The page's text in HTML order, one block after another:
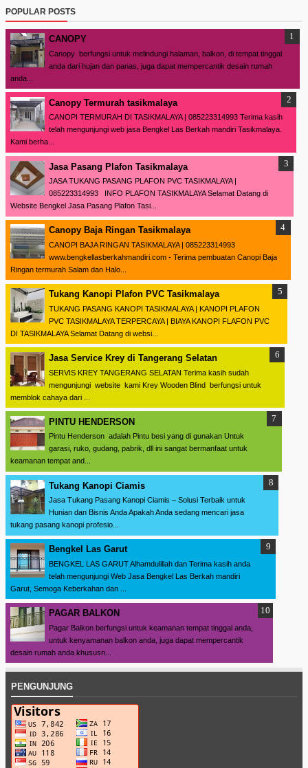
POPULAR POSTS
CANOPY
Canopy berfungsi untuk melindungi halaman, balkon, di tempat tinggal
anda dari hujan dan panas, juga dapat mempercantik desain rumah
anda...
Canopy Termurah tasikmalaya
CANOPI TERMURAH DI TASIKMALAYA | 085223314993 Terima kasih
telah mengunjungi web jasa Bengkel Las Berkah mandiri Tasikmalaya.
Kami berha...
Jasa Pasang Plafon Tasikmalaya
JASA TUKANG PASANG PLAFON PVC TASIKMALAYA |
085223314993 INFO PLAFON TASIKMALAYA Selamat Datang di
Website Bengkel Jasa Pasang Plafon Tasi...
Canopy Baja Ringan Tasikmalaya
CANOPI BAJA RINGAN TASIKMALAYA | 085223314993
www.bengkellasberkahmandiri.com - Terima pembuatan Canopi Baja
Ringan termurah Salam dan Halo...
Tukang Kanopi Plafon PVC Tasikmalaya
TUKANG PASANG KANOPI TASIKMALAYA | KANOPI PLAFON
PVC TASIKMALAYA TERPERCAYA | BIAYA KANOPI FLAFON PVC
DI TASIKMALAYA Selamat Datang di websi...
Jasa Service Krey di Tangerang Selatan
SERVIS KREY TANGERANG SELATAN Terima kasih sudah
mengunjungi website kami Krey Wooden Blind berfungsi untuk
memblok cahaya dari ...
PINTU HENDERSON
Pintu Henderson adalah Pintu besi yang di gunakan Untuk
garasi, ruko, gudang, pabrik, dll ini sangat bermanfaat untuk
keamanan tempat and...
Tukang Kanopi Ciamis
Jasa Tukang Pasang Kanopi Ciamis – Solusi Terbaik untuk
Hunian dan Bisnis Anda Apakah Anda sedang mencari jasa
tukang pasang kanopi profesio...
Bengkel Las Garut
BENGKEL LAS GARUT Alhamdulillah dan Terima kasih anda
telah mengunjungi Web Jasa Bengkel Las Berkah mandiri
Garut, Semoga Keberkahan dan ...
PAGAR BALKON
Pagar Balkon berfungsi untuk keamanan tempat tinggal anda,
untuk kenyamanan balkon anda, juga dapat mempercantik
desain rumah anda khususn...
PENGUNJUNG